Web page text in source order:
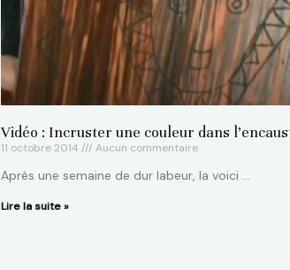
Vidéo : Incruster une couleur dans
11 octobre 2014 Aucun commentaire
Après une semaine de dur labeur, la voici …
Lire la suite »